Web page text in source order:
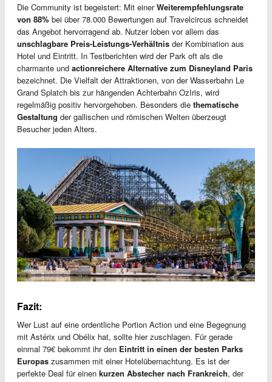
Die Community ist begeistert: Mit einerWeiterempfehlungsrate
von 88% bei über 78.000 Bewertungen auf Travelcircus schneidet
das Angebot hervorragend ab. Nutzer loben vor allem das
unschlagbare Preis-Leistungs-Verhältnis der Kombination aus
Hotel und Eintritt. In Testberichten wird der Park oft als die
charmante und actionreichere Alternative zum Disneyland Paris
bezeichnet. Die Vielfalt der Attraktionen, von der Wasserbahn Le
Grand Splatch bis zur hängenden Achterbahn OzIris, wird
regelmäßig positiv hervorgehoben. Besonders die thematische
Gestaltung der gallischen und römischen Welten überzeugt
Besucher jeden Alters.
Fazit:
Wer Lust auf eine ordentliche Portion Action und eine Begegnung
mit Astérix und Obélix hat, sollte hier zuschlagen. Für gerade
einmal 79€ bekommt ihr den Eintritt in einen der besten Parks
Europas zusammen mit einer Hotelübernachtung. Es ist der
perfekte Deal für einen kurzen Abstecher nach Frankreich, der